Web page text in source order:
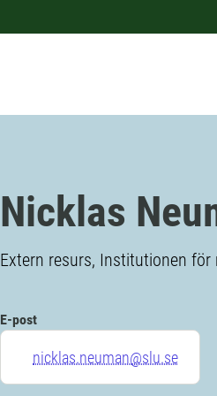
Nicklas
Extern resurs, Institutionen för
E-post
nicklas.neuman@slu.se